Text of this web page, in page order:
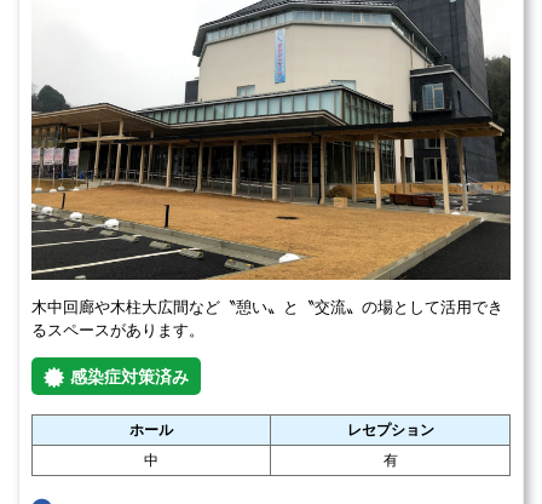
木中回廊や木柱大広間など〝憩い〟と〝交流〟の場として活用でき
るスペースがあります。
感染症対策済み
ホール
レセプション
中
有